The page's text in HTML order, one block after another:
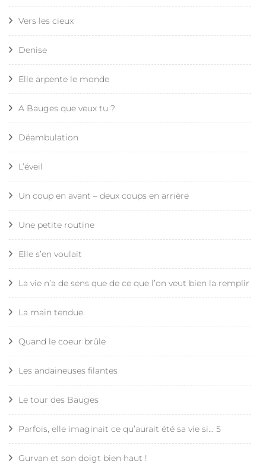
Vers les cieux
Denise
Elle arpente le monde
A Bauges que veux tu ?
Déambulation
L’éveil
Un coup en avant – deux coups en arrière
Une petite routine
Elle s’en voulait
La vie n’a de sens que de ce que l’on veut bien la remplir
La main tendue
Quand le coeur brûle
Les andaineuses filantes
Le tour des Bauges
Parfois, elle imaginait ce qu’aurait été sa vie si… 5
Gurvan et son doigt bien haut !